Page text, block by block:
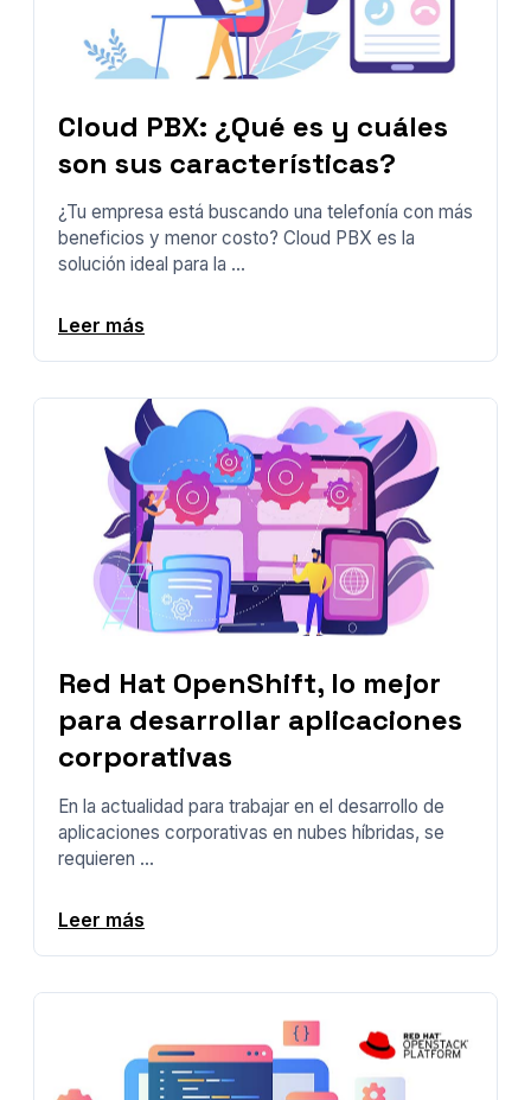
Cloud PBX: ¿Qué es y cuáles
son sus características?
¿Tu empresa está buscando una telefonía con más
beneficios y menor costo? Cloud PBX es la
solución ideal para la ...
Leer más
Red Hat OpenShift, lo mejor
para desarrollar aplicaciones
corporativas
En la actualidad para trabajar en el desarrollo de
aplicaciones corporativas en nubes híbridas, se
requieren ...
Leer más